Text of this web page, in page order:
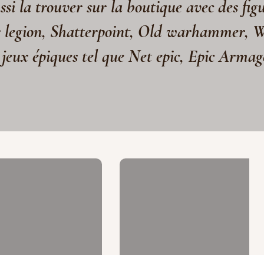
la trouver sur la boutique avec des
legion, Shatterpoint, Old warhammer,
jeux épiques tel que Net epic, Epic